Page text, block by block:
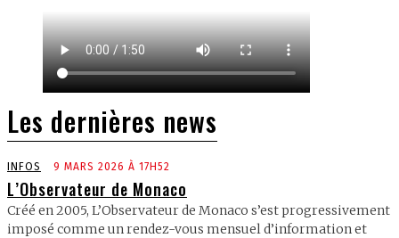
Les dernières news
INFOS 9 MARS 2026 À 17H52
L’Observateur de Monaco
Créé en 2005, L’Observateur de Monaco s’est progressivement
imposé comme un rendez-vous mensuel d’information et